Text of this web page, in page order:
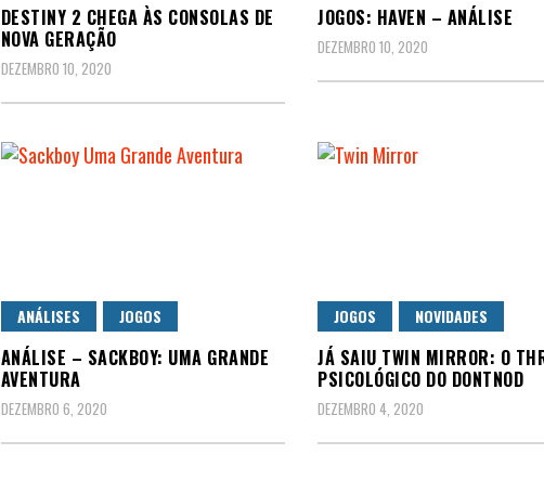
DESTINY 2 CHEGA ÀS CONSOLAS DE
NOVA GERAÇÃO
DEZEMBRO 10, 2020
JOGOS: HAVEN – ANÁLISE
DEZEMBRO 10, 2020
ANÁLISES JOGOS
ANÁLISE – SACKBOY: UMA GRANDE
AVENTURA
DEZEMBRO 6, 2020
JOGOS NOVIDADES
JÁ SAIU TWIN MIRROR: O
PSICOLÓGICO DO DONTNOD
DEZEMBRO 4, 2020